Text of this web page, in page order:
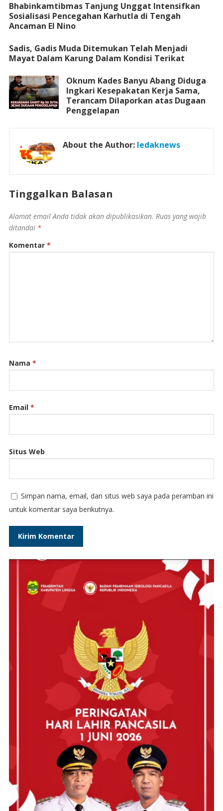
Bhabinkamtibmas Tanjung Unggat Intensifkan
Sosialisasi Pencegahan Karhutla di Tengah
Ancaman El Nino
Sadis, Gadis Muda Ditemukan Telah Menjadi
Mayat Dalam Karung Dalam Kondisi Terikat
Oknum Kades Banyu Abang Diduga
Ingkari Kesepakatan Kerja Sama,
Terancam Dilaporkan atas Dugaan
Penggelapan
About the Author: ledaknews
Tinggalkan Balasan
Alamat email Anda tidak akan dipublikasikan. Ruas yang wajib
ditandai *
Komentar *
Nama *
Email *
Situs Web
Simpan nama, email, dan situs web saya pada peramban ini
untuk komentar saya berikutnya.